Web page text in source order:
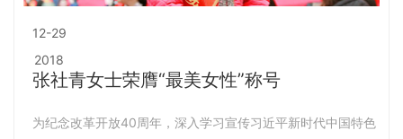
12-29
2018
张社青女士荣膺“最美女性”称号
为纪念改革开放40周年，深入学习宣传习近平新时代中国特色